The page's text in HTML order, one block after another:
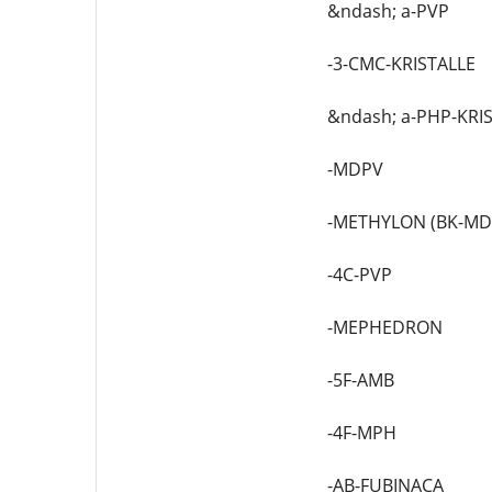
&ndash; a-PVP
-3-CMC-KRISTALLE
&ndash; a-PHP-
-MDPV
-METHYLON (BK-
-4C-PVP
-MEPHEDRON
-5F-AMB
-4F-MPH
-AB-FUBINACA